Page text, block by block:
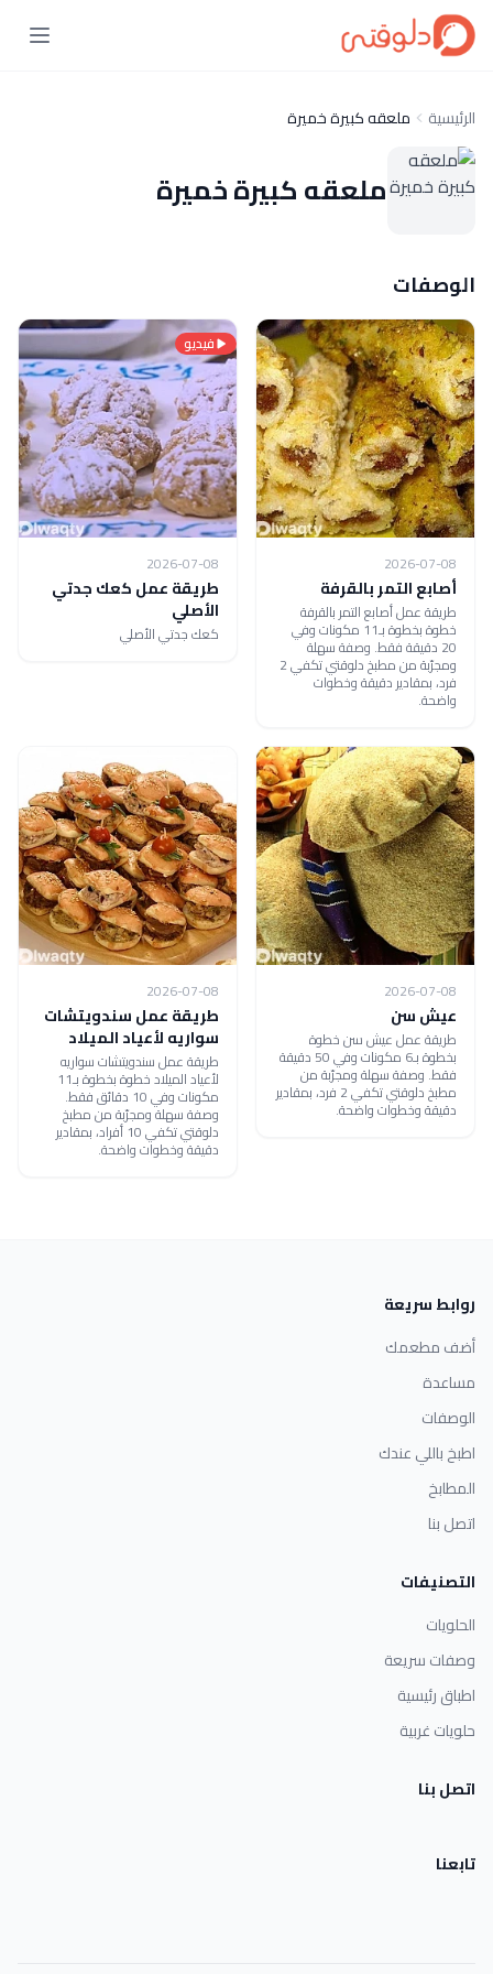
الرئيسية ملعقه كبيرة خميرة
ملعقه كبيرة خميرة
الوصفات
2026-07-08
أصابع التمر بالقرفة
طريقة عمل أصابع التمر بالقرفة
خطوة بخطوة بـ11 مكونات وفي
20 دقيقة فقط. وصفة سهلة
ومجرّبة من مطبخ دلوقتي تكفي 2
فرد، بمقادير دقيقة وخطوات
واضحة.
فيديو
2026-07-08
طريقة عمل كعك جدتي
الأصلي
كعك جدتي الأصلي
2026-07-08
عيش سن
طريقة عمل عيش سن خطوة
بخطوة بـ6 مكونات وفي 50 دقيقة
فقط. وصفة سهلة ومجرّبة من
مطبخ دلوقتي تكفي 2 فرد، بمقادير
دقيقة وخطوات واضحة.
2026-07-08
طريقة عمل سندويتشات
سواريه لأعياد الميلاد
طريقة عمل سندويتشات سواريه
لأعياد الميلاد خطوة بخطوة بـ11
مكونات وفي 10 دقائق فقط.
وصفة سهلة ومجرّبة من مطبخ
دلوقتي تكفي 10 أفراد، بمقادير
دقيقة وخطوات واضحة.
روابط سريعة
أضف مطعمك
مساعدة
الوصفات
اطبخ باللي عندك
المطابخ
اتصل بنا
التصنيفات
الحلويات
وصفات سريعة
اطباق رئيسية
حلويات غربية
اتصل بنا
تابعنا